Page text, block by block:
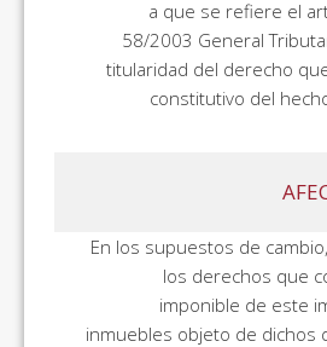
a que se refiere el
58/2003 General
titularidad del derecho
constitutivo del
En los supuestos de
los derechos que
imponible de este
inmuebles objeto de dichos